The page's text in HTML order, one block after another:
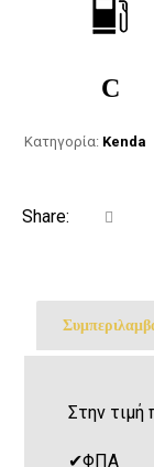
C
Κατηγορία: Kenda
Στην τιμή
✔ΦΠΑ